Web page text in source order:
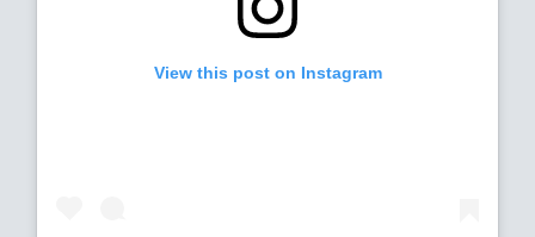
View this post on Instagram